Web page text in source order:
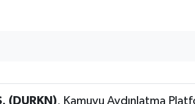
(DURKN), Kamuyu Aydınlatma